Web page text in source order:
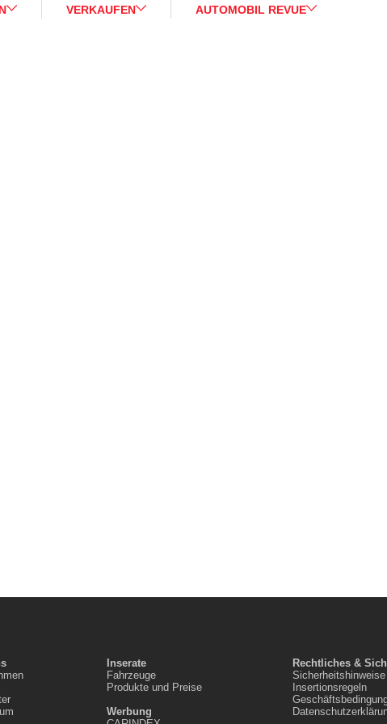
VERKAUFEN AUTOMOBIL REVUE
Inserate
Fahrzeuge
Produkte und Preise
Werbung
Rechtliches &
Sicherheitshinweise
Insertionsregeln